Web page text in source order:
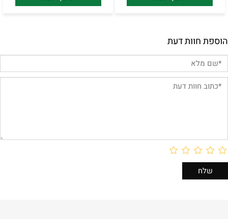
הוספת חוות דעת